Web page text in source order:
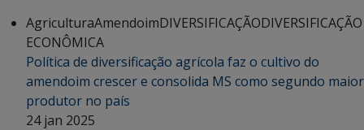
AgriculturaAmendoimDIVERSIFICAÇÃODIVERSIFICAÇÃO
ECONÔMICA
Política de diversificação agrícola faz o cultivo do
amendoim crescer e consolida MS como segundo maior
produtor no país
24 jan 2025